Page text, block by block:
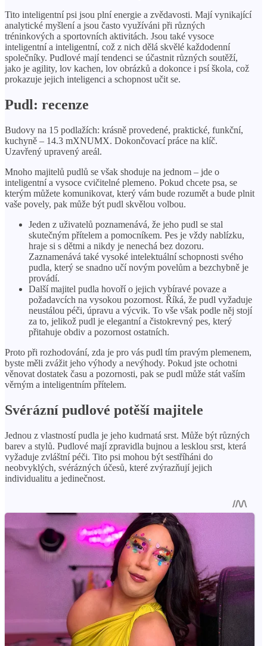
Tito inteligentní psi jsou plní energie a zvědavosti. Mají vynikající
analytické myšlení a jsou často využíváni při různých
tréninkových a sportovních aktivitách. Jsou také vysoce
inteligentní a inteligentní, což z nich dělá skvělé každodenní
společníky. Pudlové mají tendenci se účastnit různých soutěží,
jako je agility, lov kachen, lov obrázků a dokonce i psí škola, což
prokazuje jejich inteligenci a schopnost učit se.
Pudl: recenze
Budovy na 15 podlažích: krásně provedené, praktické, funkční,
kuchyně – 14.3 mXNUMX. Dokončovací práce na klíč.
Uzavřený upravený areál.
Mnoho majitelů pudlů se však shoduje na jednom – jde o
inteligentní a vysoce cvičitelné plemeno. Pokud chcete psa, se
kterým můžete komunikovat, který vám bude rozumět a bude plnit
vaše povely, pak může být pudl skvělou volbou.
Jeden z uživatelů poznamenává, že jeho pudl se stal
skutečným přítelem a pomocníkem. Pes je vždy nablízku,
hraje si s dětmi a nikdy je nenechá bez dozoru.
Zaznamenává také vysoké intelektuální schopnosti svého
pudla, který se snadno učí novým povelům a bezchybně je
provádí.
Další majitel pudla hovoří o jejich vybíravé povaze a
požadavcích na vysokou pozornost. Říká, že pudl vyžaduje
neustálou péči, úpravu a výcvik. To vše však podle něj stojí
za to, jelikož pudl je elegantní a čistokrevný pes, který
přitahuje obdiv a pozornost ostatních.
Proto při rozhodování, zda je pro vás pudl tím pravým plemenem,
byste měli zvážit jeho výhody a nevýhody. Pokud jste ochotni
věnovat dostatek času a pozornosti, pak se pudl může stát vaším
věrným a inteligentním přítelem.
Svérázní pudlové potěší majitele
Jednou z vlastností pudla je jeho kudrnatá srst. Může být různých
barev a stylů. Pudlové mají zpravidla bujnou a lesklou srst, která
vyžaduje zvláštní péči. Tito psi mohou být sestříháni do
neobvyklých, svérázných účesů, které zvýrazňují jejich
individualitu a jedinečnost.